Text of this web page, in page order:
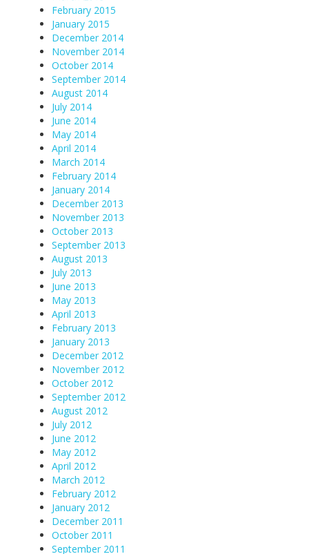
February 2015
January 2015
December 2014
November 2014
October 2014
September 2014
August 2014
July 2014
June 2014
May 2014
April 2014
March 2014
February 2014
January 2014
December 2013
November 2013
October 2013
September 2013
August 2013
July 2013
June 2013
May 2013
April 2013
February 2013
January 2013
December 2012
November 2012
October 2012
September 2012
August 2012
July 2012
June 2012
May 2012
April 2012
March 2012
February 2012
January 2012
December 2011
October 2011
September 2011